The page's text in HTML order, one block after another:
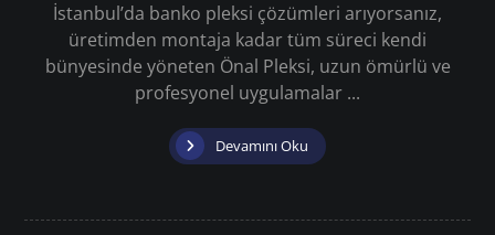
İstanbul’da banko pleksi çözümleri arıyorsanız,
üretimden montaja kadar tüm süreci kendi
bünyesinde yöneten Önal Pleksi, uzun ömürlü ve
profesyonel uygulamalar ...
Devamını Oku